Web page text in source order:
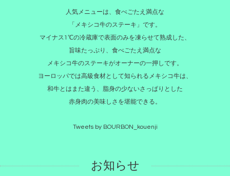
人気メニューは、食べごたえ満点な
「メキシコ牛のステーキ」です。
マイナス1℃の冷蔵庫で表面のみを凍らせて熟成した、
旨味たっぷり、食べごたえ満点な
メキシコ牛のステーキがオーナーの一押しです。
ヨーロッパでは高級食材として知られるメキシコ牛は、
和牛とはまた違う、脂身の少ないさっぱりとした
赤身肉の美味しさを堪能できる。
Tweets by BOURBON_kouenji
お知らせ